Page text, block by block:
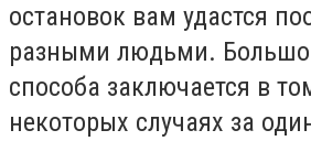
остановок вам удастся
разными людьми.
способа заключается в
некоторых случаях за